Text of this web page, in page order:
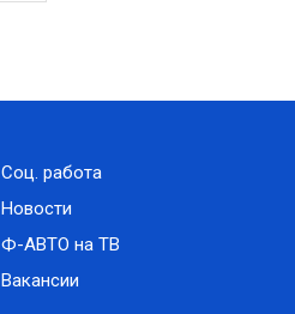
Соц. работа
Новости
Ф-АВТО на ТВ
Вакансии